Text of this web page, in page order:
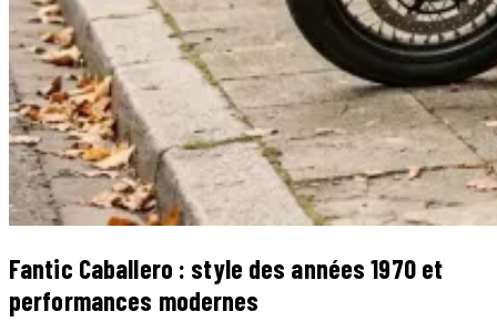
Fantic Caballero : style des années 1970 et
performances modernes